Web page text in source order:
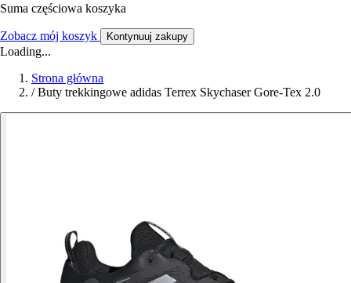
Suma częściowa koszyka
Zobacz mój koszyk Kontynuuj zakupy
Loading...
Strona główna
/ Buty trekkingowe adidas Terrex Skychaser Gore-Tex 2.0